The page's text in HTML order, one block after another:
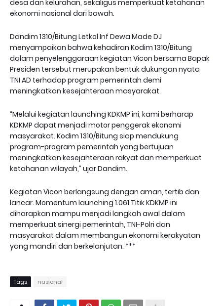
desa dan kelurahan, sekaligus memperkuat ketahanan
ekonomi nasional dari bawah.
Dandim 1310/Bitung Letkol Inf Dewa Made DJ
menyampaikan bahwa kehadiran Kodim 1310/Bitung
dalam penyelenggaraan kegiatan Vicon bersama Bapak
Presiden tersebut merupakan bentuk dukungan nyata
TNI AD terhadap program pemerintah demi
meningkatkan kesejahteraan masyarakat.
“Melalui kegiatan launching KDKMP ini, kami berharap
KDKMP dapat menjadi motor penggerak ekonomi
masyarakat. Kodim 1310/Bitung siap mendukung
program-program pemerintah yang bertujuan
meningkatkan kesejahteraan rakyat dan memperkuat
ketahanan wilayah,” ujar Dandim.
Kegiatan Vicon berlangsung dengan aman, tertib dan
lancar. Momentum launching 1.061 Titik KDKMP ini
diharapkan mampu menjadi langkah awal dalam
memperkuat sinergi pemerintah, TNI-Polri dan
masyarakat dalam membangun ekonomi kerakyatan
yang mandiri dan berkelanjutan. ***
Tags nasional